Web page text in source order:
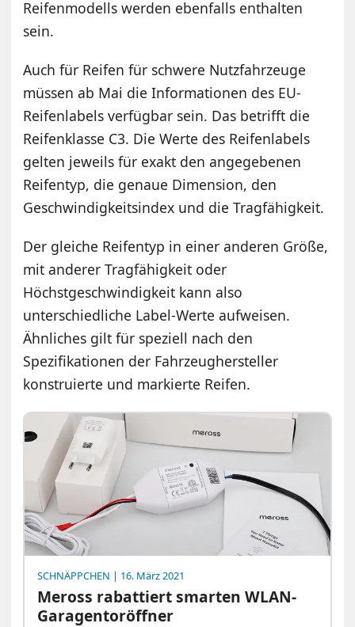
Reifenmodells werden ebenfalls enthalten
sein.
Auch für Reifen für schwere Nutzfahrzeuge
müssen ab Mai die Informationen des EU-
Reifenlabels verfügbar sein. Das betrifft die
Reifenklasse C3. Die Werte des Reifenlabels
gelten jeweils für exakt den angegebenen
Reifentyp, die genaue Dimension, den
Geschwindigkeitsindex und die Tragfähigkeit.
Der gleiche Reifentyp in einer anderen Größe,
mit anderer Tragfähigkeit oder
Höchstgeschwindigkeit kann also
unterschiedliche Label-Werte aufweisen.
Ähnliches gilt für speziell nach den
Spezifikationen der Fahrzeughersteller
konstruierte und markierte Reifen.
SCHNÄPPCHEN | 16. März 2021
Meross rabattiert smarten WLAN-
Garagentoröffner